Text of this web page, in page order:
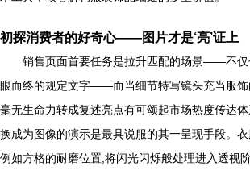
初探消费者的好奇心——图片才是‘亮’证上
销售页面首要任务是拉升匹配的场景——不仅
眼而终的规定文字——而当细节特写镜头充当服饰
毫无生命力转成复述亮点有可颂起市场热度传达
换成为图像的演示是最具说服的其一呈现手段。
例如方格的耐磨位置,将闪光闪烁般处理进入透视